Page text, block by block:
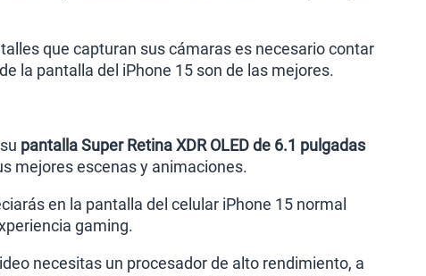
que capturan sus cámaras es necesario contar
la pantalla del iPhone 15 son de las mejores.
pantalla Super Retina XDR OLED de 6.1 pulgadas
mejores escenas y animaciones.
en la pantalla del celular iPhone 15 normal
gaming.
necesitas un procesador de alto rendimiento, a